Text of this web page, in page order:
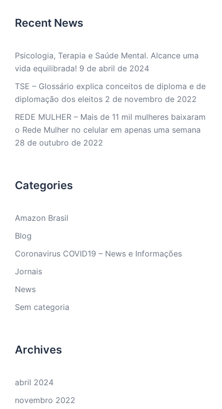
Recent News
Psicologia, Terapia e Saúde Mental. Alcance uma
vida equilibrada! 9 de abril de 2024
TSE – Glossário explica conceitos de diploma e de
diplomação dos eleitos 2 de novembro de 2022
REDE MULHER – Mais de 11 mil mulheres baixaram
o Rede Mulher no celular em apenas uma semana
28 de outubro de 2022
Categories
Amazon Brasil
Blog
Coronavirus COVID19 – News e Informações
Jornais
News
Sem categoria
Archives
abril 2024
novembro 2022